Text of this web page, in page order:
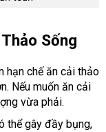
Sống
hạn chế ăn cải thảo
Nếu muốn ăn cải
vừa phải.
thể gây đầy bụng,